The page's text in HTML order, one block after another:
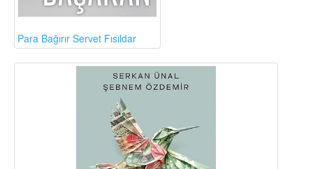
Para Bağırır Servet Fısıldar